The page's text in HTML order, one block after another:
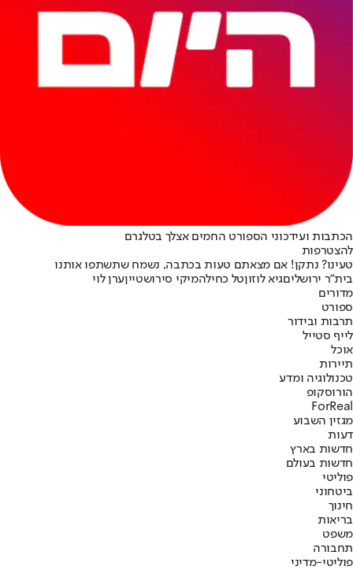
הכתבות ועידכוני הספורט החמים אצלך בטלגרם
להצטרפות
טעינו? נתקן! אם מצאתם טעות בכתבה, נשמח שתשתפו אותנו
בית"ר ירושליםגיא לוזוןטל כחילהמיקי סירושטייןערן לוי
מדורים
ספורט
תרבות ובידור
לייף סטייל
אוכל
תיירות
טכנולוגיה ומדע
הורוסקופ
ForReal
מגזין השבוע
דעות
חדשות בארץ
חדשות בעולם
פוליטי
ביטחוני
חינוך
בריאות
משפט
תחבורה
פוליטי-מדיני